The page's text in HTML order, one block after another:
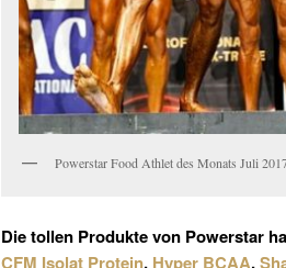
Powerstar Food Athlet des Monats Juli
Die tollen Produkte von Powerstar
CFM Isolat Protein, Hyper BCAA,